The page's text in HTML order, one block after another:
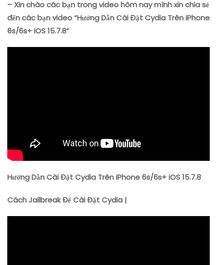
Cài
Đặt
Cydia
Trên
IPhone
– Xin chào các bạn trong video hôm nay mình xin chia sẻ
đến các bạn video “Hướng Dẫn Cài Đặt Cydia Trên iPhone
6s/6s+ iOS 15.7.8”
Hướng Dẫn Cài Đặt Cydia Trên iPhone 6s/6s+ iOS 15.7.8
Cách Jailbreak Để Cài Đặt Cydia |